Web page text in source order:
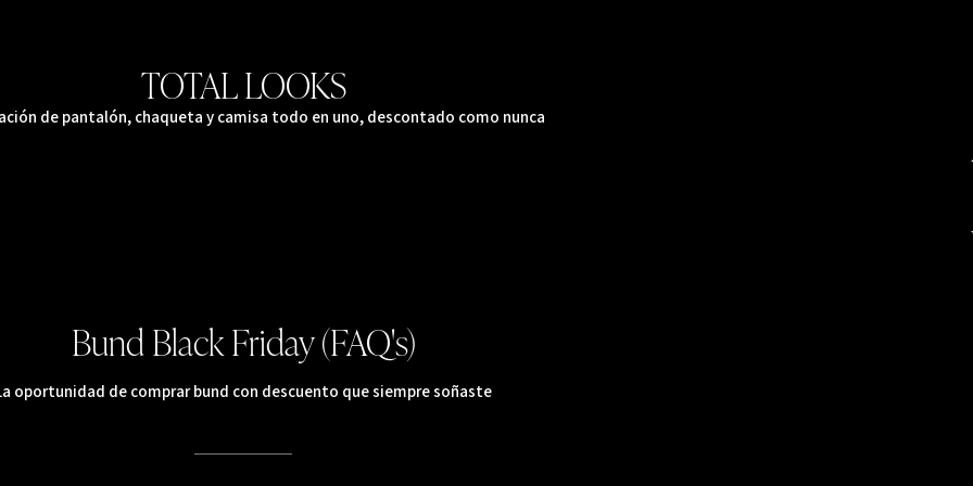
TOTAL LOOKS
de pantalón, chaqueta y camisa todo en uno, descontado como nunca
Bund Black Friday (FAQ's)
oportunidad de comprar bund con descuento que siempre soñaste